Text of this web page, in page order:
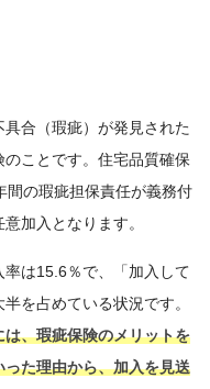
合（瑕疵）が発見された
ことです。住宅品質確保
間の瑕疵担保責任が義務付
加入となります。
は15.6％で、「加入して
を占めている状況です。
、瑕疵保険のメリットを
た理由から、加入を見送